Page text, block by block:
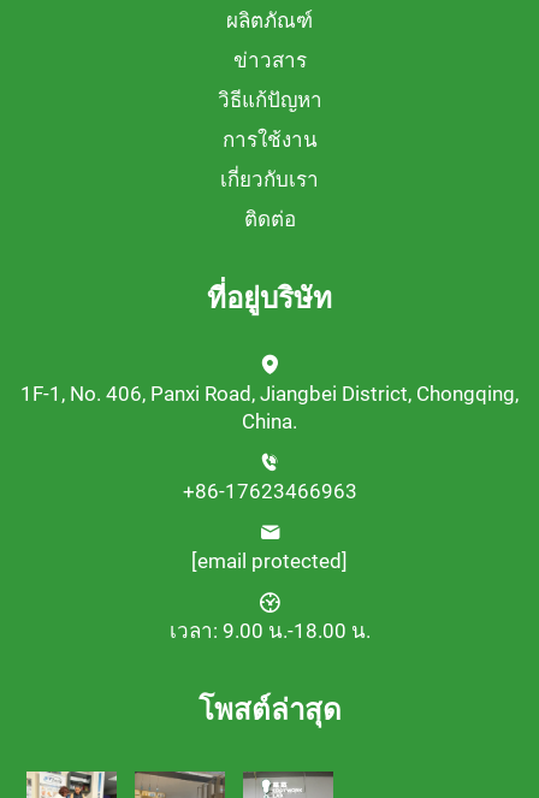
ผลิตภัณฑ์
ข่าวสาร
วิธีแก้ปัญหา
การใช้งาน
เกี่ยวกับเรา
ติดต่อ
ที่อยู่บริษัท
1F-1, No. 406, Panxi Road, Jiangbei District, Chongqing,
China.
+86-17623466963
[email protected]
เวลา: 9.00 น.-18.00 น.
โพสต์ล่าสุด